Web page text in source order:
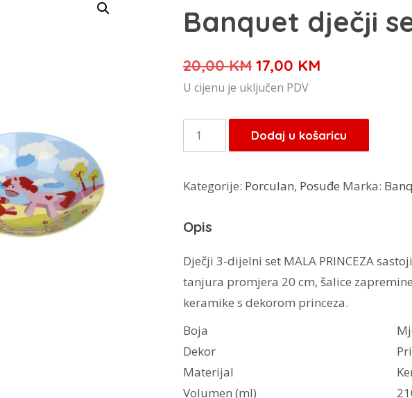
Banquet dječji
20,00KM Izvorna
cijena
je:
20,00 KM.
17,00 KMTrenutna
17,00 KM.
U cijenu je uključen PDV
Banquet
dječji
Princes
Dodaj u košaricu
Kategorije: Porculan, Posuđe Marka:
Opis
Dječji 3-dijelni set MALA PRINCEZA
tanjura promjera 20 cm, šalice
keramike s dekorom princeza.
Boja
Dekor
Materijal
Volumen (ml)